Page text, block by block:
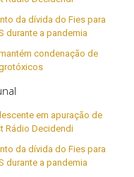
da dívida do Fies para
durante a pandemia
condenação de
em apuração de
Rádio Decidendi
da dívida do Fies para
durante a pandemia